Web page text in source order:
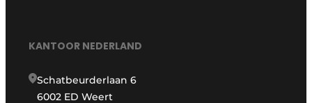
KANTOOR NEDERLAND
Schatbeurderlaan 6
6002 ED Weert